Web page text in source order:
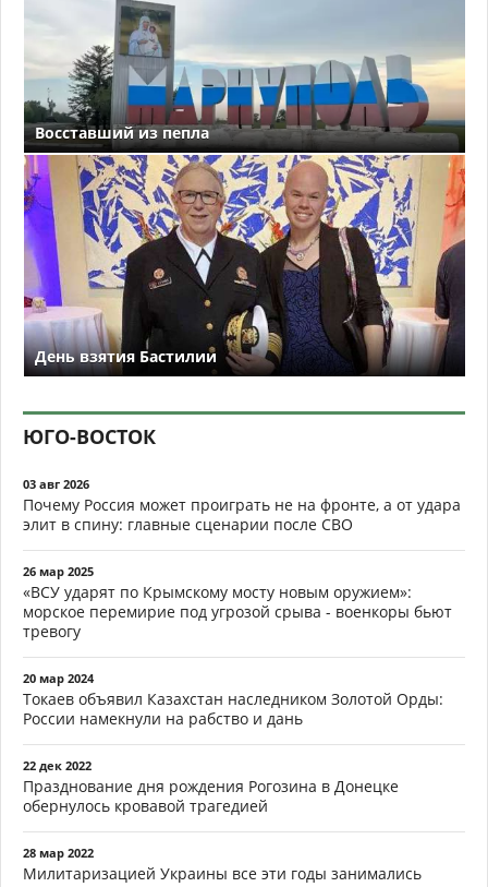
Восставший из пепла
День взятия Бастилии
ЮГО-ВОСТОК
03 авг 2026
Почему Россия может проиграть не на фронте, а от удара
элит в спину: главные сценарии после СВО
26 мар 2025
«ВСУ ударят по Крымскому мосту новым оружием»:
морское перемирие под угрозой срыва - военкоры бьют
тревогу
20 мар 2024
Токаев объявил Казахстан наследником Золотой Орды:
России намекнули на рабство и дань
22 дек 2022
Празднование дня рождения Рогозина в Донецке
обернулось кровавой трагедией
28 мар 2022
Милитаризацией Украины все эти годы занимались